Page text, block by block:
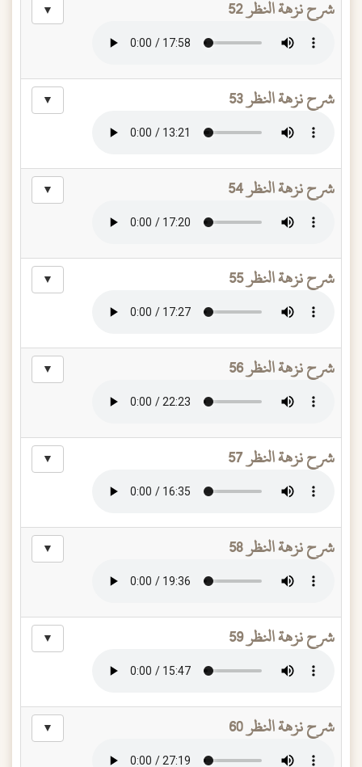
شرح نزهة النظر 52 ▼
شرح نزهة النظر 53 ▼
شرح نزهة النظر 54 ▼
شرح نزهة النظر 55 ▼
شرح نزهة النظر 56 ▼
شرح نزهة النظر 57 ▼
شرح نزهة النظر 58 ▼
شرح نزهة النظر 59 ▼
شرح نزهة النظر 60 ▼